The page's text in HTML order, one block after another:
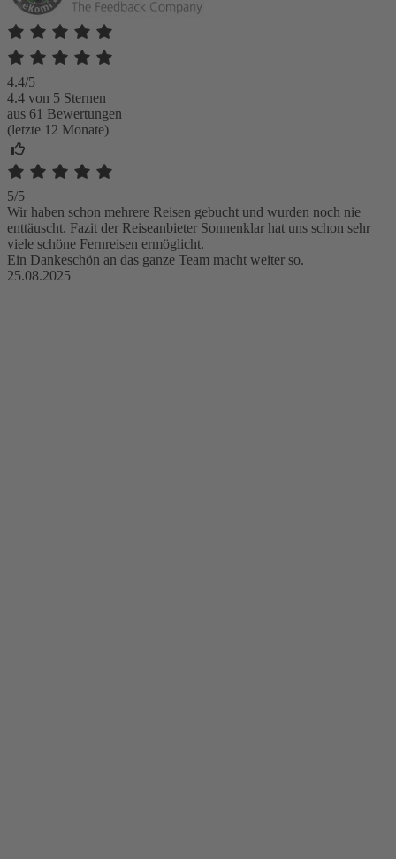
4.4/5
4.4 von 5 Sternen
aus 61 Bewertungen
(letzte 12 Monate)
5/5
Wir haben schon mehrere Reisen gebucht und wurden noch nie
enttäuscht. Fazit der Reiseanbieter Sonnenklar hat uns schon sehr
viele schöne Fernreisen ermöglicht.
Ein Dankeschön an das ganze Team macht weiter so.
25.08.2025